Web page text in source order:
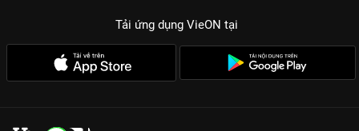
Tải ứng dụng VieON tại